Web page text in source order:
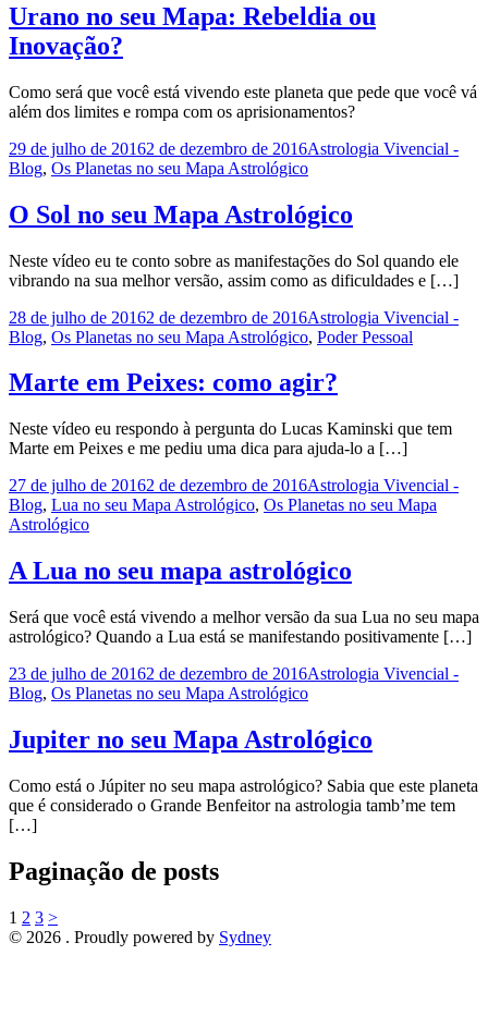
Urano no seu Mapa: Rebeldia ou
Inovação?
Como será que você está vivendo este planeta que pede que você vá
além dos limites e rompa com os aprisionamentos?
29 de julho de 20162 de dezembro de 2016Astrologia Vivencial -
Blog, Os Planetas no seu Mapa Astrológico
O Sol no seu Mapa Astrológico
Neste vídeo eu te conto sobre as manifestações do Sol quando ele
vibrando na sua melhor versão, assim como as dificuldades e […]
28 de julho de 20162 de dezembro de 2016Astrologia Vivencial -
Blog, Os Planetas no seu Mapa Astrológico, Poder Pessoal
Marte em Peixes: como agir?
Neste vídeo eu respondo à pergunta do Lucas Kaminski que tem
Marte em Peixes e me pediu uma dica para ajuda-lo a […]
27 de julho de 20162 de dezembro de 2016Astrologia Vivencial -
Blog, Lua no seu Mapa Astrológico, Os Planetas no seu Mapa
Astrológico
A Lua no seu mapa astrológico
Será que você está vivendo a melhor versão da sua Lua no seu mapa
astrológico? Quando a Lua está se manifestando positivamente […]
23 de julho de 20162 de dezembro de 2016Astrologia Vivencial -
Blog, Os Planetas no seu Mapa Astrológico
Jupiter no seu Mapa Astrológico
Como está o Júpiter no seu mapa astrológico? Sabia que este planeta
que é considerado o Grande Benfeitor na astrologia tamb’me tem
[…]
Paginação de posts
1 2 3 >
© 2026 . Proudly powered by Sydney